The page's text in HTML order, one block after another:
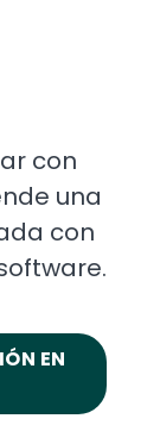
con
una
con
EN